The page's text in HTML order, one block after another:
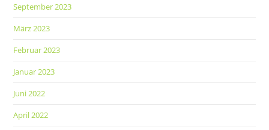
September 2023
März 2023
Februar 2023
Januar 2023
Juni 2022
April 2022